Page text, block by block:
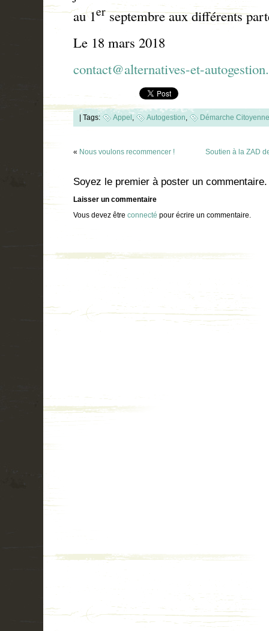
au 1erseptembre aux différents
Le 18 mars 2018
contact@alternatives-et-
| Tags: Appel, Autogestion Démarche Citoyenne
« Nous voulons recommencer ! Soutien à la ZAD
Soyez le premier à poster un commentaire.
Laisser un commentaire
Vous devez être connecté pour écrire un commentaire.